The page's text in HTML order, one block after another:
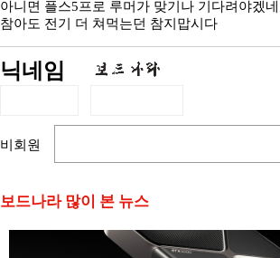
아니면 플스5프로 루머가 맞기나 기다려야겠
참아도 전기 더 쳐먹는던 참지맙시다
닉네임
비회원
보드나라 많이 본 뉴스